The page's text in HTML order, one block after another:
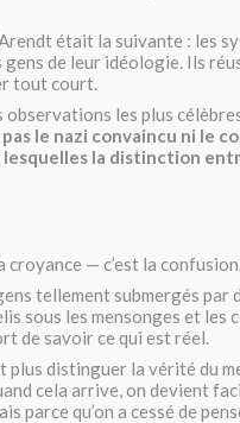
était la suivante : les
de leur idéologie. Ils
tout court.
observations les plus
le nazi convaincu ni le
lesquelles la distinction
croyance — c’est la
tellement submergés
sous les mensonges et les
de savoir ce qui est réel.
plus distinguer la vérité du
cela arrive, on devient
parce qu’on a cessé de